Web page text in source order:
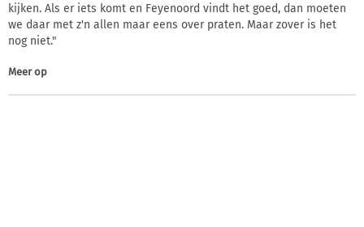
kijken. Als er iets komt en Feyenoord vindt het goed, dan moeten
we daar met z'n allen maar eens over praten. Maar zover is het
nog niet."
Meer op